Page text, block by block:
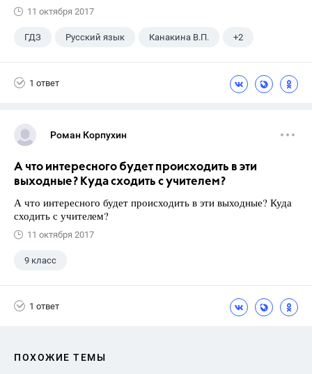
11 октября 2017
ГДЗ Русский язык Канакина В.П. +2
1 ответ
Роман Корпухин
А что интересного будет происходить в эти
выходные? Куда сходить с учителем?
А что интересного будет происходить в эти выходные? Куда
сходить с учителем?
11 октября 2017
9 класс
1 ответ
ПОХОЖИЕ ТЕМЫ